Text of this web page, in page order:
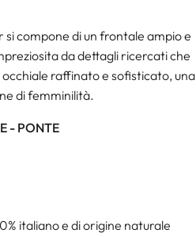
si compone di un frontale ampio e
da dettagli ricercati che
raffinato e sofisticato, una
di femminilità.
- PONTE
italiano e di origine naturale